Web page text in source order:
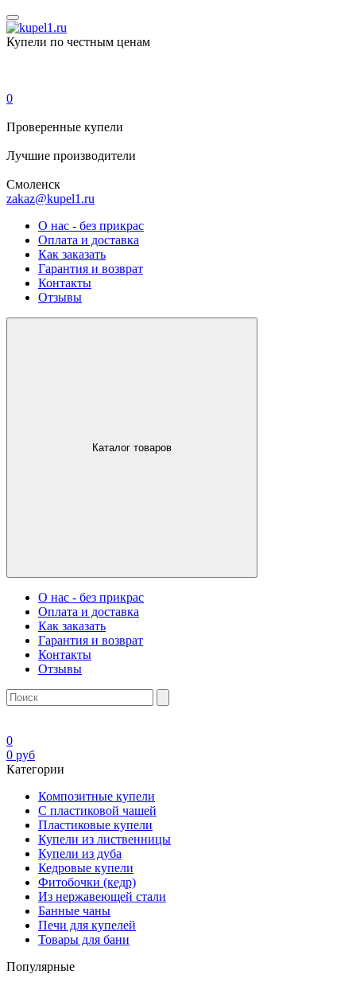
Купели по честным ценам
0
Проверенные купели
Лучшие производители
Смоленск
zakaz@kupel1.ru
О нас - без прикрас
Оплата и доставка
Как заказать
Гарантия и возврат
Контакты
Отзывы
Каталог товаров
О нас - без прикрас
Оплата и доставка
Как заказать
Гарантия и возврат
Контакты
Отзывы
0
0 руб
Категории
Композитные купели
С пластиковой чашей
Пластиковые купели
Купели из лиственницы
Купели из дуба
Кедровые купели
Фитобочки (кедр)
Из нержавеющей стали
Банные чаны
Печи для купелей
Товары для бани
Популярные